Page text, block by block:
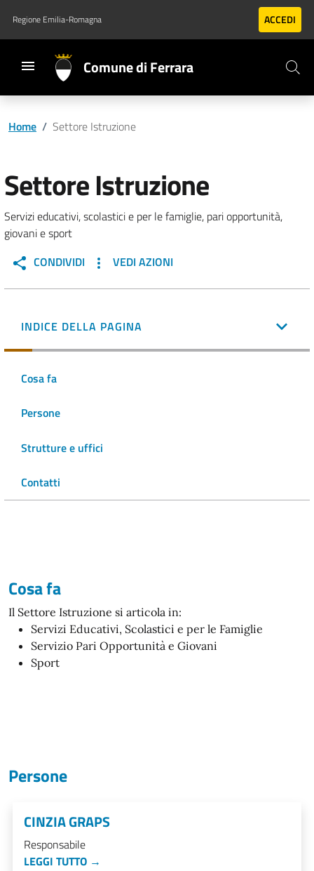
Vai al contenuto principale
Vai al footer
Regione Emilia-Romagna ACCEDI
Comune di Ferrara
Home / Settore Istruzione
Settore Istruzione
Servizi educativi, scolastici e per le famiglie, pari opportunità,
giovani e sport
CONDIVIDI
VEDI AZIONI
INDICE DELLA PAGINA
Cosa fa
Persone
Strutture e uffici
Contatti
Cosa fa
Il Settore Istruzione si articola in:
Servizi Educativi, Scolastici e per le Famiglie
Servizio Pari Opportunità e Giovani
Sport
Persone
CINZIA GRAPS
Responsabile
LEGGI TUTTO →